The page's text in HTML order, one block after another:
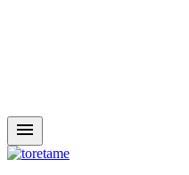
menu